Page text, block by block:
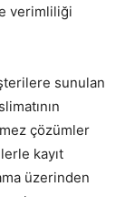
verimliliği
sunulan
çözümler
kayıt
üzerinden